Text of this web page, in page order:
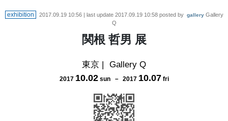
exhibition 2017.09.19 10:56| last update 2017.09.19 10:58posted by gallery Gallery
Q
関根 哲男 展
東京 | Gallery Q
2017 10.02 sun－ 2017 10.07 fri